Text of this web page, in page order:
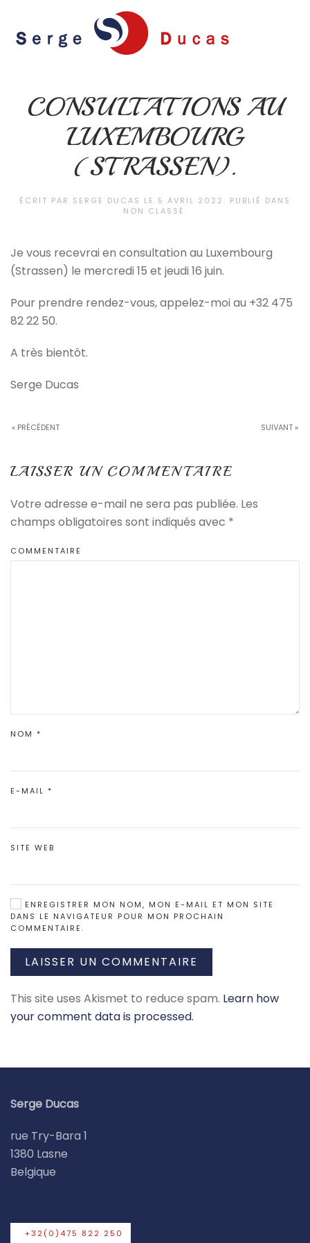
Skip to main content
CONSULTATIONS AU
LUXEMBOURG
(STRASSEN).
ÉCRIT PAR SERGE DUCAS LE 5 AVRIL 2022 . PUBLIÉ DANS
NON CLASSÉ .
Je vous recevrai en consultation au Luxembourg
(Strassen) le mercredi 15 et jeudi 16 juin.
Pour prendre rendez-vous, appelez-moi au +32 475
82 22 50.
A très bientôt.
Serge Ducas
« PRÉCÉDENT SUIVANT »
LAISSER UN COMMENTAIRE
Votre adresse e-mail ne sera pas publiée. Les
champs obligatoires sont indiqués avec *
COMMENTAIRE
NOM *
E-MAIL *
SITE WEB
ENREGISTRER MON NOM, MON E-MAIL ET MON SITE
DANS LE NAVIGATEUR POUR MON PROCHAIN
COMMENTAIRE.
LAISSER UN COMMENTAIRE
This site uses Akismet to reduce spam. Learn how
your comment data is processed.
Serge Ducas
rue Try-Bara 1
1380 Lasne
Belgique
+32(0)475 822 250